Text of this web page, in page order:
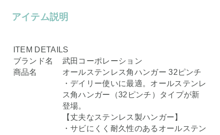
アイテム説明
ITEM DETAILS
ブランド名
武田コーポレーション
商品名
オールステンレス角ハンガー 32ピンチ
・デイリー使いに最適。オールステンレ
ス角ハンガー（32ピンチ）タイプが新
登場。
【丈夫なステンレス製ハンガー】
・サビにくく耐久性のあるオールステン